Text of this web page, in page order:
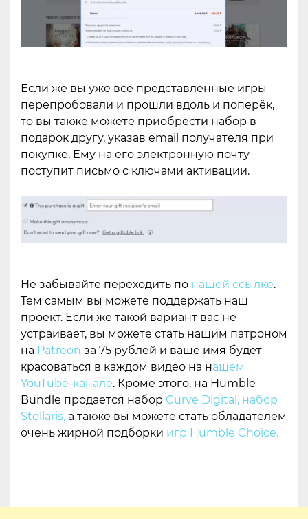
Если же вы уже все представленные игры
перепробовали и прошли вдоль и поперёк,
то вы также можете приобрести набор в
подарок другу, указав email получателя при
покупке. Ему на его электронную почту
поступит письмо с ключами активации.
Не забывайте переходить по нашей ссылке.
Тем самым вы можете поддержать наш
проект. Если же такой вариант вас не
устраивает, вы можете стать нашим патроном
на Patreon за 75 рублей и ваше имя будет
красоваться в каждом видео на нашем
YouTube-канале. Кроме этого, на Humble
Bundle продается набор Curve Digital , набор
Stellaris, а также вы можете стать обладателем
очень жирной подборки игр Humble Choice.